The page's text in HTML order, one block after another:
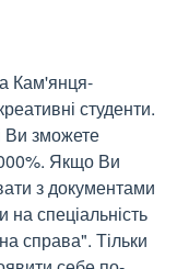
Кам'янця-
студенти.
Ви зможете
Якщо Ви
з документами
спеціальність
справа". Тільки